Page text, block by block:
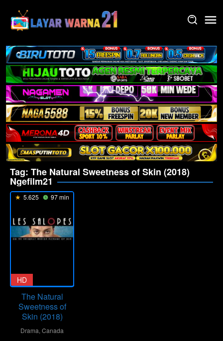
content
Tag: The Natural Sweetness of Skin (2018)
Ngefilm21
5.625 97 min
HD
The Natural
Sweetness of
Skin (2018)
Drama,Canada